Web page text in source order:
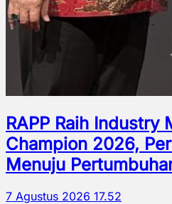
RAPP Raih Industry
Champion 2026,
Menuju
7 Agustus 2026 17.52